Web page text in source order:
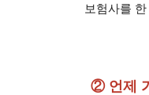
보험사를
② 언제